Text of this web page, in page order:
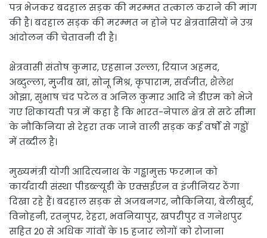
पत्र भेजकर बदहाल सड़क की मरम्मत तत्काल कराने की मांग
की है। बदहाल सड़क की मरम्मत न होने पर क्षेत्रवासियों ने उग्र
आंदोलन की चेतावनी दी है।
क्षेत्रवासी संतोष कुमार, एहसान उल्ला, रियाज अहमद,
अब्दुल्ला, मुुजीब खां, सोनू मिश्र, कृपाराम, सर्वजीत, शैलेश
ओझा, सुभाष चंद पटेल व अनिल कुमार आदि ने डीएम को भेजे
गए शिकायती पत्र में कहा है कि भारत-नेपाल क्षेत्र से सटे सीमा
के नौकिनिया से रेहरा तक जाने वाली सड़क कई वर्षों से गड्ढों
में तब्दील है।
मुख्यमंत्री योगी आदित्यनाथ के गड्ढामुक्त फरमान को
कार्यदायी संस्था पीडब्ल्यूडी के एक्सईएन व इंजीनियर ठेंगा
दिखा रहे हैं। बदहाल सड़क से अजबनगर, नौकिनिया, बेलीखुर्द,
विनोहनी, रतनुपर, रेहरा, भवनियापुर, खपरीपुर व गनेशपुर
सहित 20 से अधिक गांवों के 15 हजार लोगों को रोजाना